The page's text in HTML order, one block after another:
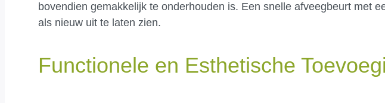
bovendien gemakkelijk te onderhouden is. Een snelle afveegbeurt met
als nieuw uit te laten zien.
Functionele en Esthetische